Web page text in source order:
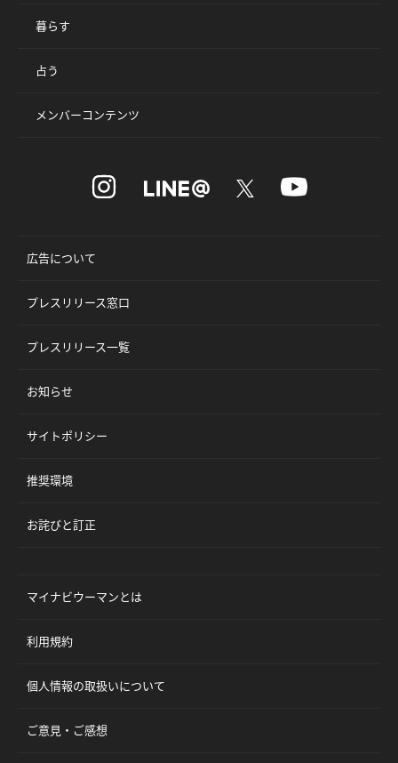
暮らす
占う
メンバーコンテンツ
広告について
プレスリリース窓口
プレスリリース一覧
お知らせ
サイトポリシー
推奨環境
お詫びと訂正
マイナビウーマンとは
利用規約
個人情報の取扱いについて
ご意見・ご感想